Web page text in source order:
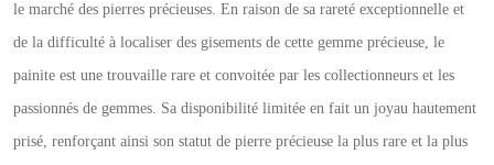
le marché des pierres précieuses. En raison de sa rareté exceptionnelle et
de la difficulté à localiser des gisements de cette gemme précieuse, le
painite est une trouvaille rare et convoitée par les collectionneurs et les
passionnés de gemmes. Sa disponibilité limitée en fait un joyau hautement
prisé, renforçant ainsi son statut de pierre précieuse la plus rare et la plus